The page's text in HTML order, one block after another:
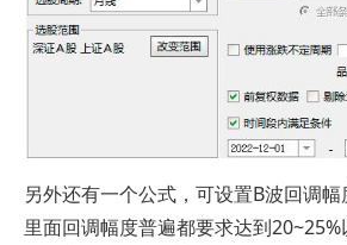
另外还有一个公式，可设置B波回调
里面回调幅度普遍都要求达到